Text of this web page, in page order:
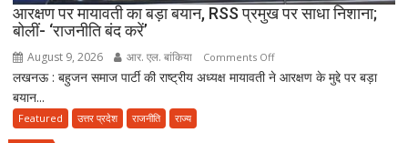
गिरफ्तार
आरक्षण पर मायावती का बड़ा बयान, RSS प्रमुख पर साधा निशाना;
बोलीं- ‘राजनीति बंद करें’
August 9, 2026 आर. एल. बांकिया Comments Offon
आरक्षण
लखनऊ : बहुजन समाज पार्टी की राष्ट्रीय अध्यक्ष मायावती ने आरक्षण के मुद्दे पर बड़ा
बयान...
Featured उत्तर प्रदेश राजनीति राज्य